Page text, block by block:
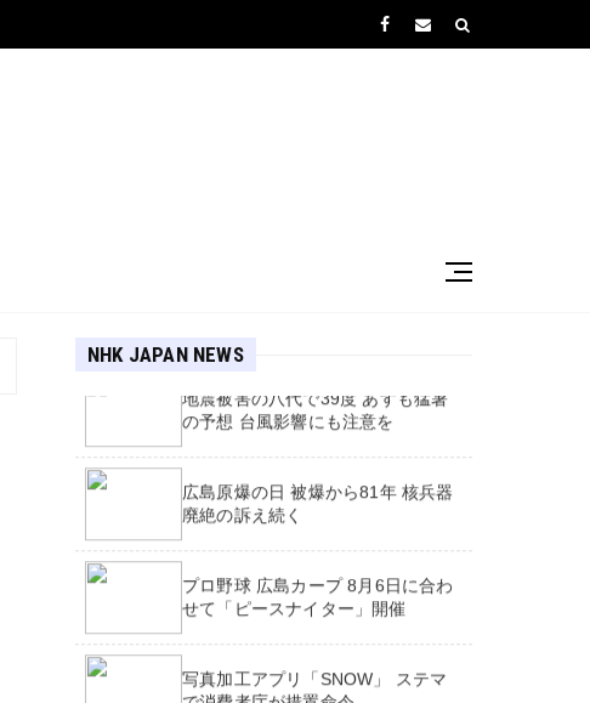
NHK JAPAN NEWS
の予想 台風影響にも注意を
広島原爆の日 被爆から81年 核兵器
廃絶の訴え続く
プロ野球 広島カープ 8月6日に合わ
せて「ピースナイター」開催
写真加工アプリ「SNOW」 ステマ
で消費者庁が措置命令
Calls for inquiry into Army training
college for teenagers after reports
of rape and abuse